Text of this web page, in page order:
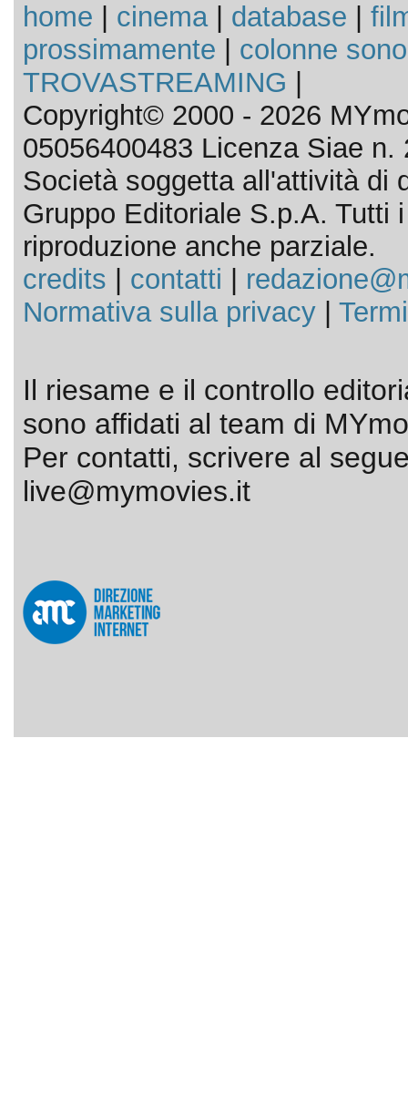
home cinema| database
prossimamente
colonne
TROVASTREAMING
Copyright© 2000 - 2026
05056400483 Licenza Siae n.
Società soggetta all'attività di
Gruppo Editoriale S.p.A. Tutti
riproduzione anche parziale.
credits
contatti
Normativa sulla privacy|
Il riesame e il controllo
sono affidati al team di
Per contatti, scrivere al
live@mymovies.it